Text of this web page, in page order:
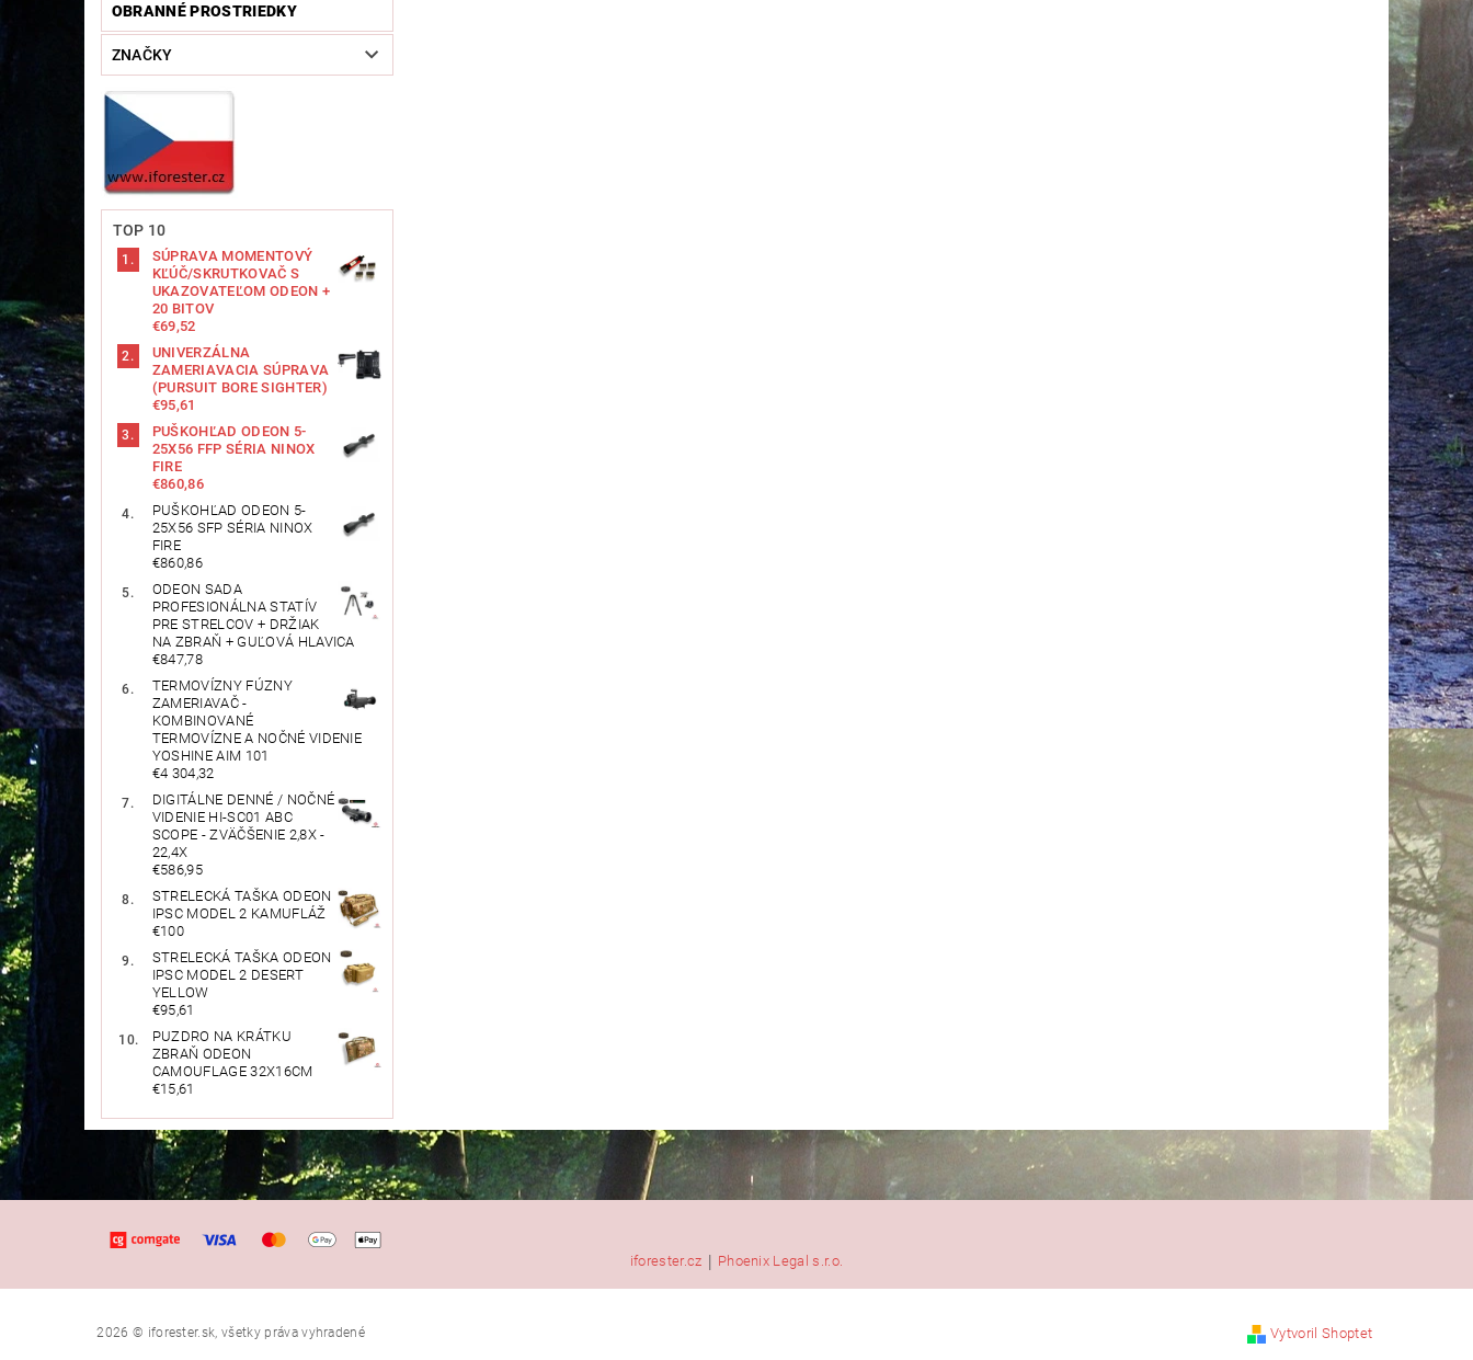
OBRANNÉ PROSTRIEDKY
ZNAČKY
TOP 10
SÚPRAVA MOMENTOVÝ
KĽÚČ/SKRUTKOVAČ S
UKAZOVATEĽOM ODEON +
20 BITOV
€69,52
UNIVERZÁLNA
ZAMERIAVACIA SÚPRAVA
(PURSUIT BORE SIGHTER)
€95,61
PUŠKOHĽAD ODEON 5-
25X56 FFP SÉRIA NINOX
FIRE
€860,86
PUŠKOHĽAD ODEON 5-
25X56 SFP SÉRIA NINOX
FIRE
€860,86
ODEON SADA
PROFESIONÁLNA STATÍV
PRE STRELCOV + DRŽIAK
NA ZBRAŇ + GUĽOVÁ HLAVICA
€847,78
TERMOVÍZNY FÚZNY
ZAMERIAVAČ -
KOMBINOVANÉ
TERMOVÍZNE A NOČNÉ VIDENIE
YOSHINE AIM 101
€4 304,32
DIGITÁLNE DENNÉ / NOČNÉ
VIDENIE HI-SC01 ABC
SCOPE - ZVÄČŠENIE 2,8X -
22,4X
€586,95
STRELECKÁ TAŠKA ODEON
IPSC MODEL 2 KAMUFLÁŽ
€100
STRELECKÁ TAŠKA ODEON
IPSC MODEL 2 DESERT
YELLOW
€95,61
PUZDRO NA KRÁTKU
ZBRAŇ ODEON
CAMOUFLAGE 32X16CM
€15,61
iforester.cz | Phoenix Legal s.r.o.
2026 © iforester.sk, všetky práva vyhradené Vytvoril Shoptet